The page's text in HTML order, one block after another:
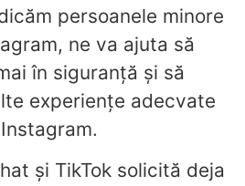
persoanele minore
ne va ajuta să
în siguranță și să
experiențe adecvate
și TikTok solicită deja